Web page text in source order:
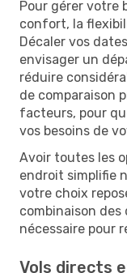
Pour gérer votre
confort, la
Décaler vos
envisager un
réduire
de comparaison
facteurs, pour
vos besoins de
Avoir toutes les
endroit simplifie
votre choix
combinaison
nécessaire pour
Vols directs